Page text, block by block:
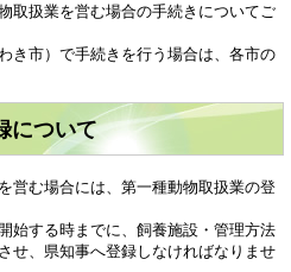
取扱業を営む場合の手続きについてご
き市）で手続きを行う場合は、各市の
について
営む場合には、第一種動物取扱業の登
始する時までに、飼養施設・管理方法
せ、県知事へ登録しなければなりませ